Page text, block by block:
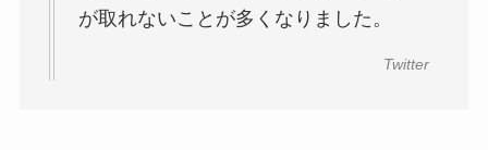
が取れないことが多くなりました。
Twitter